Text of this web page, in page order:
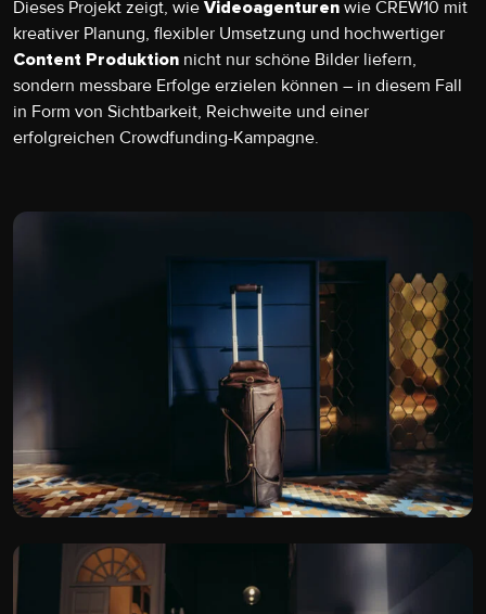
Dieses Projekt zeigt, wie Videoagenturen wie CREW10 mit
kreativer Planung, flexibler Umsetzung und hochwertiger
Content Produktion nicht nur schöne Bilder liefern,
sondern messbare Erfolge erzielen können – in diesem Fall
in Form von Sichtbarkeit, Reichweite und einer
erfolgreichen Crowdfunding-Kampagne.